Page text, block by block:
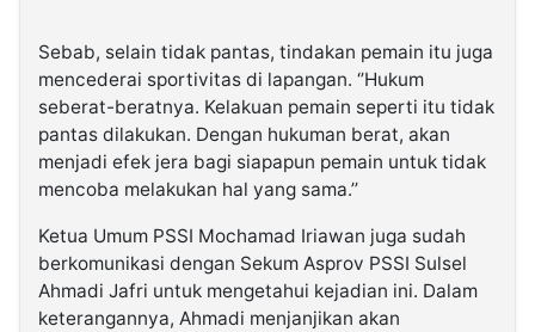
Sebab, selain tidak pantas, tindakan pemain itu juga
mencederai sportivitas di lapangan. ‘’Hukum
seberat-beratnya. Kelakuan pemain seperti itu tidak
pantas dilakukan. Dengan hukuman berat, akan
menjadi efek jera bagi siapapun pemain untuk tidak
mencoba melakukan hal yang sama.’’
Ketua Umum PSSI Mochamad Iriawan juga sudah
berkomunikasi dengan Sekum Asprov PSSI Sulsel
Ahmadi Jafri untuk mengetahui kejadian ini. Dalam
keterangannya, Ahmadi menjanjikan akan